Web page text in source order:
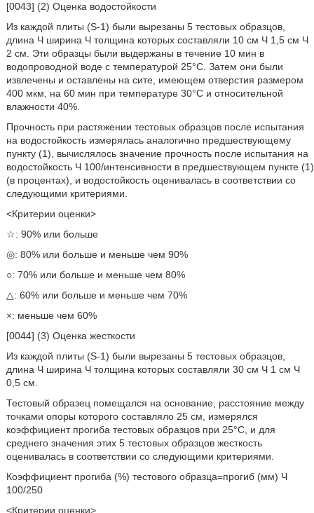
[0043] (2) Оценка водостойкости
Из каждой плиты (S-1) были вырезаны 5 тестовых образцов,
длина Ч ширина Ч толщина которых составляли 10 см Ч 1,5 см Ч
2 см. Эти образцы были выдержаны в течение 10 мин в
водопроводной воде с температурой 25°C. Затем они были
извлечены и оставлены на сите, имеющем отверстия размером
400 мкм, на 60 мин при температуре 30°C и относительной
влажности 40%.
Прочность при растяжении тестовых образцов после испытания
на водостойкость измерялась аналогично предшествующему
пункту (1), вычислялось значение прочность после испытания на
водостойкость Ч 100/интенсивности в предшествующем пункте (1)
(в процентах), и водостойкость оценивалась в соответствии со
следующими критериями.
<Критерии оценки>
☆: 90% или больше
◎: 80% или больше и меньше чем 90%
○: 70% или больше и меньше чем 80%
△: 60% или больше и меньше чем 70%
×: меньше чем 60%
[0044] (3) Оценка жесткости
Из каждой плиты (S-1) были вырезаны 5 тестовых образцов,
длина Ч ширина Ч толщина которых составляли 30 см Ч 1 см Ч
0,5 см.
Тестовый образец помещался на основание, расстояние между
точками опоры которого составляло 25 см, измерялся
коэффициент прогиба тестовых образцов при 25°C, и для
среднего значения этих 5 тестовых образцов жесткость
оценивалась в соответствии со следующими критериями.
Коэффициент прогиба (%) тестового образца=прогиб (мм) Ч
100/250
<Критерии оценки>